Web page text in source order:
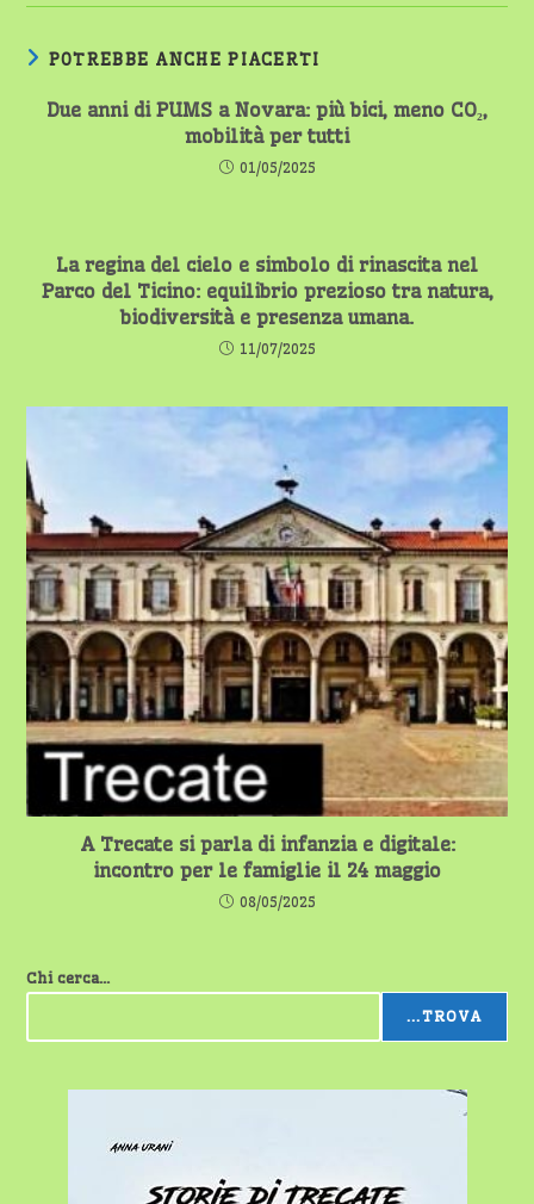
POTREBBE ANCHE PIACERTI
Due anni di PUMS a Novara: più bici, meno CO₂,
mobilità per tutti
01/05/2025
La regina del cielo e simbolo di rinascita nel
Parco del Ticino: equilibrio prezioso tra natura,
biodiversità e presenza umana.
11/07/2025
A Trecate si parla di infanzia e digitale:
incontro per le famiglie il 24 maggio
08/05/2025
Chi cerca...
...TROVA